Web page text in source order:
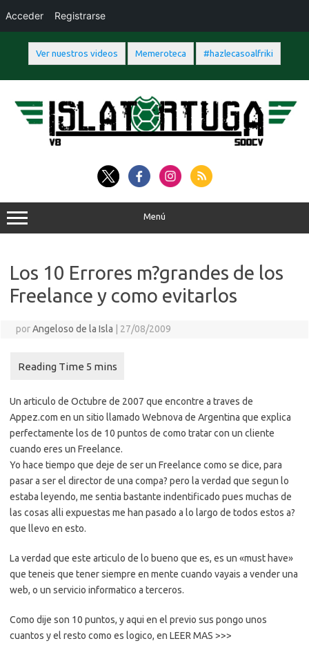
Ver nuestros videos Memeroteca #hazlecasoalfriki
contenido
Menú
Los 10 Errores m?grandes de los
Freelance y como evitarlos
porAngeloso de la Isla 27/08/2009
Un articulo de Octubre de 2007 que encontre a traves de
Appez.com en un sitio llamado Webnova de Argentina que explica
perfectamente los de 10 puntos de como tratar con un cliente
cuando eres un Freelance.
Yo hace tiempo que deje de ser un Freelance como se dice, para
pasar a ser el director de una compa? pero la verdad que segun lo
estaba leyendo, me sentia bastante indentificado pues muchas de
las cosas alli expuestas me han pasado a lo largo de todos estos a?
que llevo en esto.
La verdad que este articulo de lo bueno que es, es un «must have»
que teneis que tener siempre en mente cuando vayais a vender una
web, o un servicio informatico a terceros.
Como dije son 10 puntos, y aqui en el previo sus pongo unos
cuantos y el resto como es logico, en LEER MAS >>>
Acceder Registrarse